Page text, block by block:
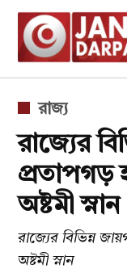
Skip
content
POSTED
রাজ্য
রাজ্যের
প্রতাপগড়
অষ্টমী স্নান
রাজ্যের বিভিন্ন
অষ্টমী স্নান